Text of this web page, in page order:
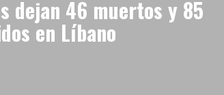
dejan 46 muertos y 85
en Líbano